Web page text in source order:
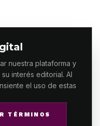
nuestra plataforma y
interés editorial. Al
el uso de estas
TÉRMINOS
DERECHOS